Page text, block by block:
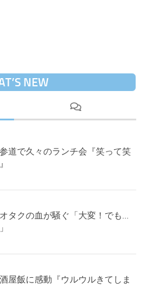
NEW
道で久々のランチ会『笑って笑
タクの血が騒ぐ「大変！でも…
屋飯に感動『ウルウルきてしま